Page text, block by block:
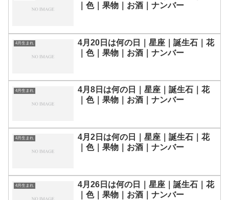
｜色｜果物｜お酒｜ナンバー
4月生まれ
4月20日は何の日｜星座｜誕生石｜花
｜色｜果物｜お酒｜ナンバー
4月生まれ
4月8日は何の日｜星座｜誕生石｜花
｜色｜果物｜お酒｜ナンバー
4月生まれ
4月2日は何の日｜星座｜誕生石｜花
｜色｜果物｜お酒｜ナンバー
4月生まれ
4月26日は何の日｜星座｜誕生石｜花
｜色｜果物｜お酒｜ナンバー